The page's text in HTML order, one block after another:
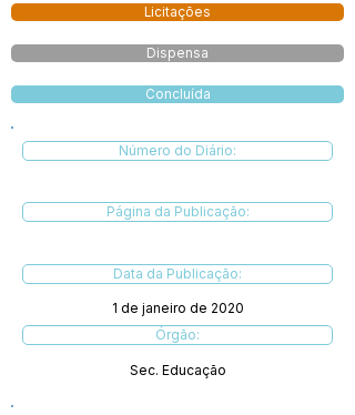
Licitações
Dispensa
Concluída
Número do Diário:
Página da Publicação:
Data da Publicação:
1 de janeiro de 2020
Órgão:
Sec. Educação